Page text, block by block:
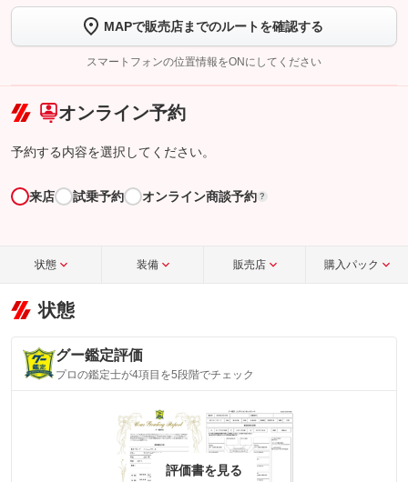
トーク画面で
ボタンをタップして問い合わせを
完了してください。
こちら
MAPで販売店までのルートを確認する
スマートフォンの位置情報をONにしてください
オンライン予約
予約する内容を選択してください。
来店 試乗予約 オンライン商談予約 ?
状態 装備 販売店 購入パック
状態
グー鑑定評価
プロの鑑定士が4項目を5段階でチェック
評価書を見る